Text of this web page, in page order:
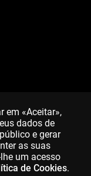
em «Aceitar»,
dados de
e gerar
as suas
um acesso
de Cookies.